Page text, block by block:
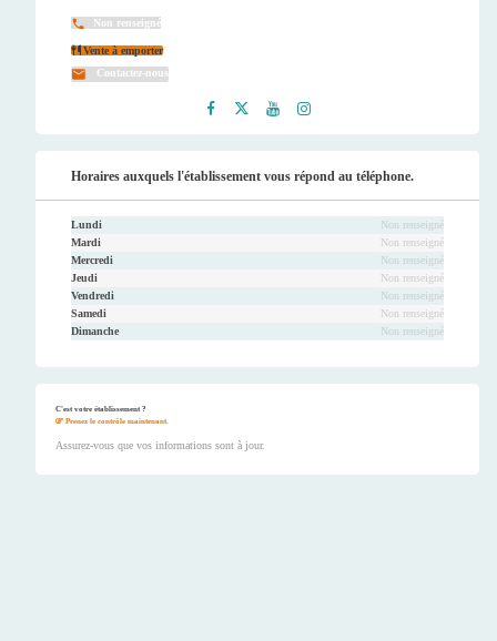
Non renseigné
Vente à emporter
Contactez-nous
ook
er
be
ram
Horaires auxquels l'établissement vous répond au téléphone.
Lundi
Non renseigné
Mardi
Non renseigné
Mercredi
Non renseigné
Jeudi
Non renseigné
Vendredi
Non renseigné
Samedi
Non renseigné
Dimanche
Non renseigné
C'est votre établissement ?
Prenez le contrôle maintenant.
Assurez-vous que vos informations sont à jour.